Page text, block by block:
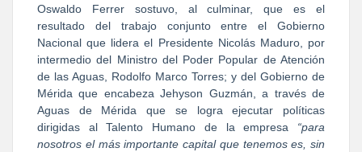
Oswaldo Ferrer sostuvo, al culminar, que es el
resultado del trabajo conjunto entre el Gobierno
Nacional que lidera el Presidente Nicolás Maduro, por
intermedio del Ministro del Poder Popular de Atención
de las Aguas, Rodolfo Marco Torres; y del Gobierno de
Mérida que encabeza Jehyson Guzmán, a través de
Aguas de Mérida que se logra ejecutar políticas
dirigidas al Talento Humano de la empresa “para
nosotros el más importante capital que tenemos es, sin